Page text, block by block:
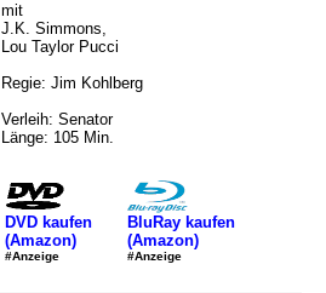
mit
J.K. Simmons,
Lou Taylor Pucci
Regie: Jim Kohlberg
Verleih: Senator
Länge: 105 Min.
DVD kaufen
(Amazon)
#Anzeige
BluRay kaufen
(Amazon)
#Anzeige